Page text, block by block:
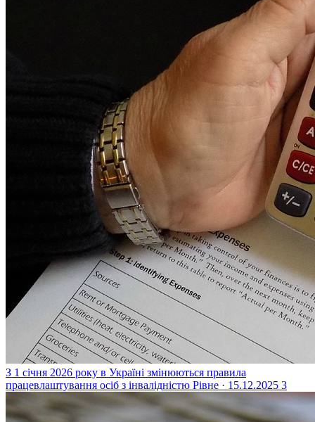
З 1 січня 2026 року в Україні змінюються правила
працевлаштування осіб з інвалідністю Рівне · 15.12.2025 3